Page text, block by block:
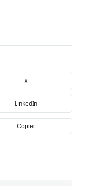
X
LinkedIn
Copier